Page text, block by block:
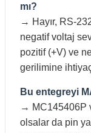
mı?
→ Hayır, RS-
negatif voltaj
pozitif (+V) ve
gerilimine
Bu entegreyi
→ MC145406P
olsalar da pin